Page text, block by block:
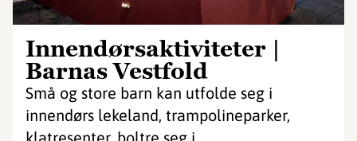
Innendørsaktiviteter |
Barnas Vestfold
Små og store barn kan utfolde seg i
innendørs lekeland, trampolineparker,